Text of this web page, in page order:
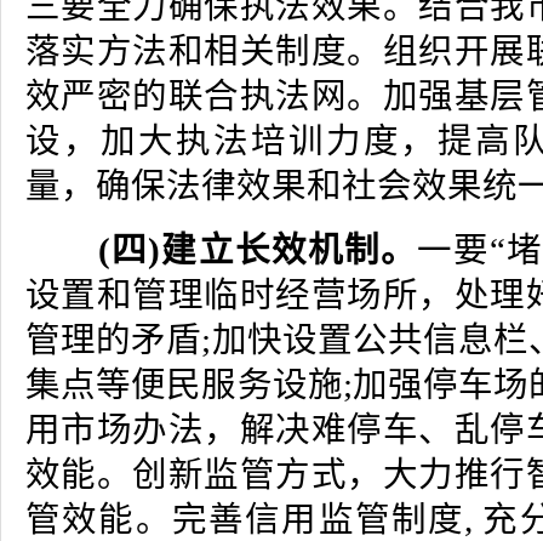
落实方法和相关制度。组织开展
效严密的联合执法网。加强基层
设，加大执法培训力度，提高
量，确保法律效果和社会效果统
(四)建立长效机制。 一要“
设置和管理临时经营场所，处理
管理的矛盾;加快设置公共信息栏
集点等便民服务设施;加强停车场
用市场办法，解决难停车、乱停
效能。创新监管方式，大力推行
管效能。完善信用监管制度, 充